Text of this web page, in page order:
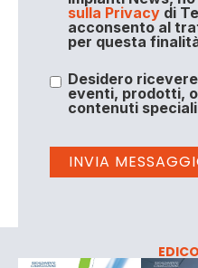
sulla Privacydi
acconsento al
per questa
Desidero
eventi, prodotti,
contenuti speciali